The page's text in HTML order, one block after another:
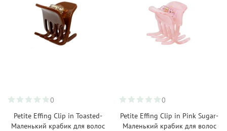
0
Petite Effing Clip in Toasted-
Маленький крабик для волос
0
Petite Effing Clip in Pink Sugar-
Маленький крабик для волос